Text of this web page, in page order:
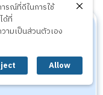
รณ์ที่ดีในการใช้
ด้ที่
ามเป็นส่วนตัวเอง
Allow